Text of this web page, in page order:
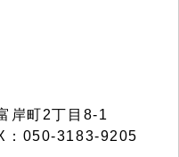
岸町2丁目 8-1
：050-3183-9205